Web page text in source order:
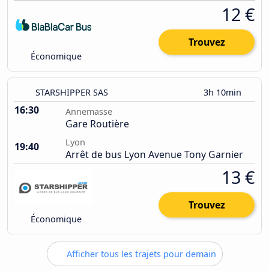
Économique
12 €
Trouvez
STARSHIPPER SAS 3h 10min
16:30 Annemasse
Gare Routière
19:40
Lyon
Arrêt de bus Lyon Avenue Tony Garnier
Économique
13 €
Trouvez
Afficher tous les trajets pour demain